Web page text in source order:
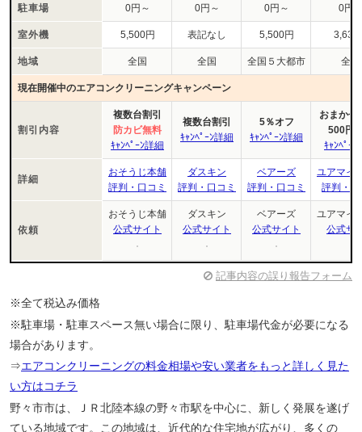
駐車場 0円～ 0円～ 0円～ 0円
室外機 5,500円 表記なし 5,500円 3,630
地域 全国 全国 全国５大都市 全国
現在開催中のエアコンクリーニングキャンペーン
割引内容
複数台割引
防カビ無料
ｷｬﾝﾍﾟｰﾝ詳細
複数台割引
ｷｬﾝﾍﾟｰﾝ詳細
5％オフ
ｷｬﾝﾍﾟｰﾝ詳細
おまかせ
500円
ｷｬﾝﾍﾟｰﾝ
詳細
おそうじ本舗
評判・口コミ
ダスキン
評判・口コミ
ベアーズ
評判・口コミ
ユアマイ
評判・
依頼
おそうじ本舗
公式サイト
ダスキン
公式サイト
ベアーズ
公式サイト
ユアマイ
公式サ
記事内容の誤り報告フォーム
※全て税込み価格
※駐車場・駐車スペース無い場合に限り、駐車場代金が必要になる
場合があります。
⇒エアコンクリーニングの料金相場や安い業者をもっと詳しく見た
い方はコチラ
野々市市は、ＪＲ北陸本線の野々市駅を中心に、新しく発展を遂げ
ている地域です。この地域は、近代的な住宅地が広がり、多くの